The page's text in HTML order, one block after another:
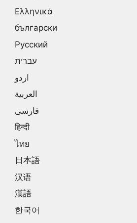
Ελληνικά
български
Русский
עברית
اردو
العربية
فارسی
हिन्दी
ไทย
日本語
汉语
漢語
한국어